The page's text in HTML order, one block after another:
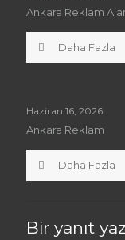
Ankara Reklam
Daha Fazla
Haziran 16, 2026
Ankara Reklam
Daha Fazla
Bir yanıt